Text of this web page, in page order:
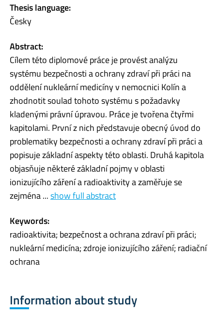
Thesis language:
Česky
Abstract:
Cílem této diplomové práce je provést analýzu
systému bezpečnosti a ochrany zdraví při práci na
oddělení nukleární medicíny v nemocnici Kolín a
zhodnotit soulad tohoto systému s požadavky
kladenými právní úpravou. Práce je tvořena čtyřmi
kapitolami. První z nich představuje obecný úvod do
problematiky bezpečnosti a ochrany zdraví při práci a
popisuje základní aspekty této oblasti. Druhá kapitola
objasňuje některé základní pojmy v oblasti
ionizujícího záření a radioaktivity a zaměřuje se
zejména ...show full abstract
Keywords:
radioaktivita; bezpečnost a ochrana zdraví při práci;
nukleární medicína; zdroje ionizujícího záření; radiační
ochrana
Information about study